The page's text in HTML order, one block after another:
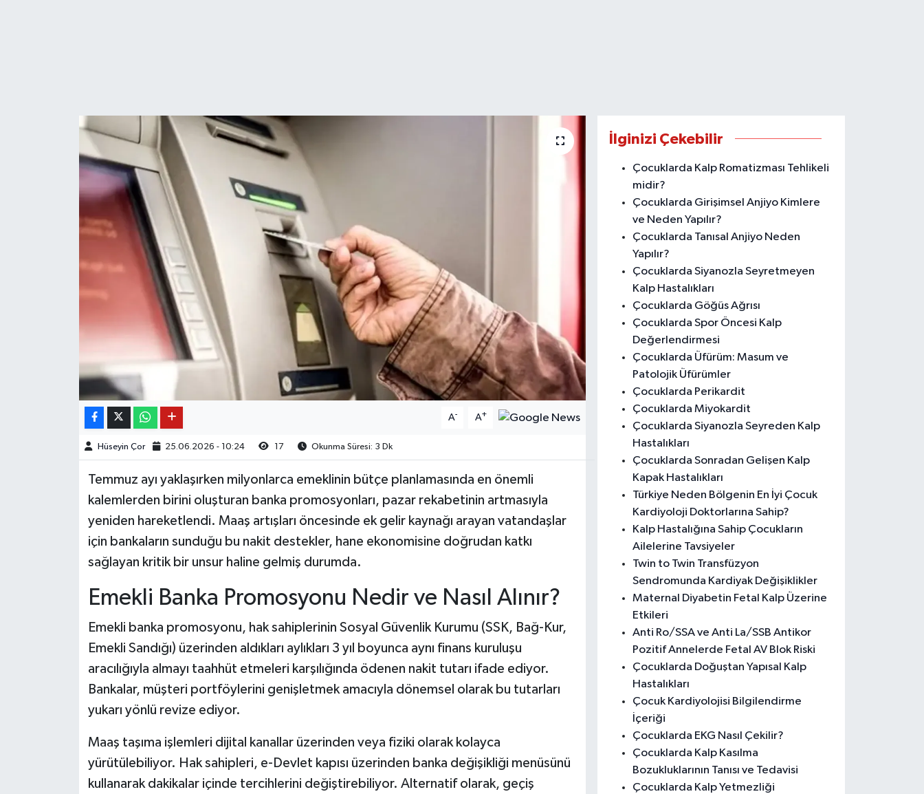
A- A+
Hüseyin Çor 25.06.2026 - 10:24 17 Okunma Süresi: 3 Dk
Temmuz ayı yaklaşırken milyonlarca emeklinin bütçe planlamasında en önemli
kalemlerden birini oluşturan banka promosyonları, pazar rekabetinin artmasıyla
yeniden hareketlendi. Maaş artışları öncesinde ek gelir kaynağı arayan vatandaşlar
için bankaların sunduğu bu nakit destekler, hane ekonomisine doğrudan katkı
sağlayan kritik bir unsur haline gelmiş durumda.
Emekli Banka Promosyonu Nedir ve Nasıl Alınır?
Emekli banka promosyonu, hak sahiplerinin Sosyal Güvenlik Kurumu (SSK, Bağ-Kur,
Emekli Sandığı) üzerinden aldıkları aylıkları 3 yıl boyunca aynı finans kuruluşu
aracılığıyla almayı taahhüt etmeleri karşılığında ödenen nakit tutarı ifade ediyor.
Bankalar, müşteri portföylerini genişletmek amacıyla dönemsel olarak bu tutarları
yukarı yönlü revize ediyor.
Maaş taşıma işlemleri dijital kanallar üzerinden veya fiziki olarak kolayca
yürütülebiliyor. Hak sahipleri, e-Devlet kapısı üzerinden banka değişikliği menüsünü
kullanarak dakikalar içinde tercihlerini değiştirebiliyor. Alternatif olarak, geçiş
İlginizi Çekebilir
Çocuklarda Kalp Romatizması Tehlikeli
midir?
Çocuklarda Girişimsel Anjiyo Kimlere
ve Neden Yapılır?
Çocuklarda Tanısal Anjiyo Neden
Yapılır?
Çocuklarda Siyanozla Seyretmeyen
Kalp Hastalıkları
Çocuklarda Göğüs Ağrısı
Çocuklarda Spor Öncesi Kalp
Değerlendirmesi
Çocuklarda Üfürüm: Masum ve
Patolojik Üfürümler
Çocuklarda Perikardit
Çocuklarda Miyokardit
Çocuklarda Siyanozla Seyreden Kalp
Hastalıkları
Çocuklarda Sonradan Gelişen Kalp
Kapak Hastalıkları
Türkiye Neden Bölgenin En İyi Çocuk
Kardiyoloji Doktorlarına Sahip?
Kalp Hastalığına Sahip Çocukların
Ailelerine Tavsiyeler
Twin to Twin Transfüzyon
Sendromunda Kardiyak Değişiklikler
Maternal Diyabetin Fetal Kalp Üzerine
Etkileri
Anti Ro/SSA ve Anti La/SSB Antikor
Pozitif Annelerde Fetal AV Blok Riski
Çocuklarda Doğuştan Yapısal Kalp
Hastalıkları
Çocuk Kardiyolojisi Bilgilendirme
İçeriği
Çocuklarda EKG Nasıl Çekilir?
Çocuklarda Kalp Kasılma
Bozukluklarının Tanısı ve Tedavisi
Çocuklarda Kalp Yetmezliği